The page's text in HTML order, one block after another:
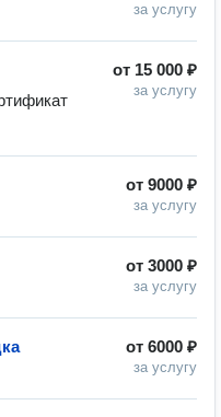
за услугу
от 15 000 ₽
за услугу
от 9000 ₽
за услугу
от 3000 ₽
за услугу
от 6000 ₽
за услугу